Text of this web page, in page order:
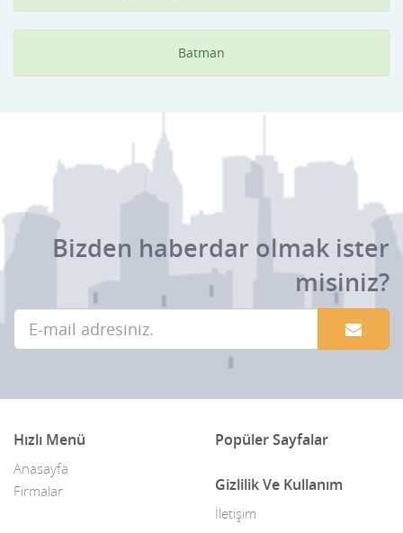
Batman
Bizden haberdar olmak ister
misiniz?
Hızlı Menü
Anasayfa
Firmalar
Popüler Sayfalar
Gizlilik Ve Kullanım
İletişim